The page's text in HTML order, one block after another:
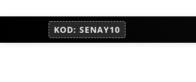
KOD: SENAY10